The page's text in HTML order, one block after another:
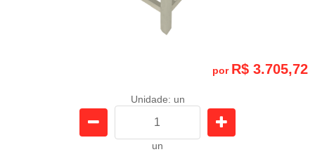
por R$ 3.705,72
Unidade: un
un